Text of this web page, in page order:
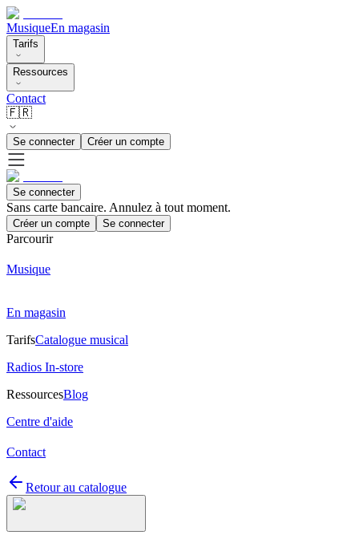
MusiqueEn magasin
Tarifs
Ressources
Contact
🇫🇷
Se connecter Créer un compte
Se connecter
Sans carte bancaire. Annulez à tout moment.
Créer un compte Se connecter
Parcourir
Musique
En magasin
TarifsCatalogue musical
Radios In-store
RessourcesBlog
Centre d'aide
Contact
Retour au catalogue